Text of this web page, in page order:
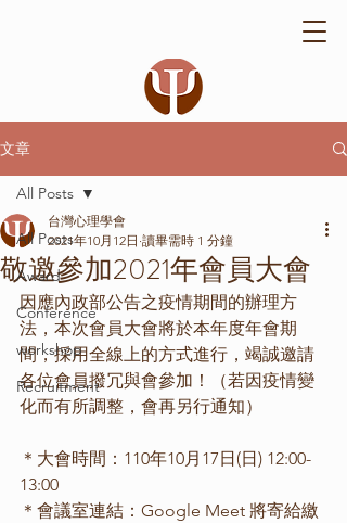
文章
All Posts
Award
Conference
workshop
Recruitment
All Posts
敬邀參加2021年會員大會
台灣心理學會
2021年10月12日 讀畢需時 1 分鐘
因應內政部公告之疫情期間的辦理方
法，本次會員大會將於本年度年會期
間，採用全線上的方式進行，竭誠邀請
各位會員撥冗與會參加！（若因疫情變
化而有所調整，會再另行通知）
＊大會時間：110年10月17日(日) 12:00-
13:00
＊會議室連結：Google Meet 將寄給繳